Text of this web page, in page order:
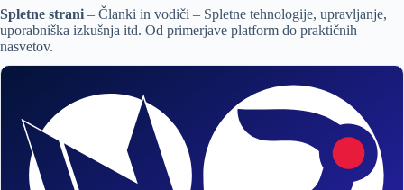
Spletne strani – Članki in vodiči – Spletne tehnologije, upravljanje,
uporabniška izkušnja itd. Od primerjave platform do praktičnih
nasvetov.